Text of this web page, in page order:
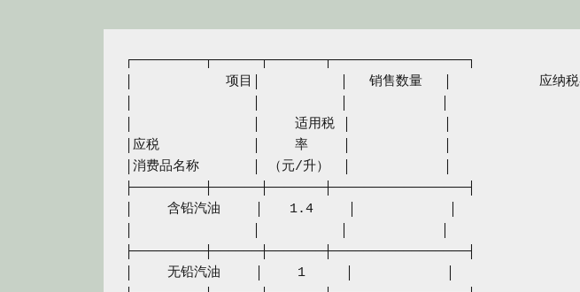
┌─────────┬──────┬───────┬─────────────────┐
│　　　　　　　项目│　　　　　　│　 销售数量　 │　　　　　　 应纳
│　　　　　　　　　│　　 适用税 │　　　　　　　│　　　　　　　　　
│应税　　　　　　　│　　 率　　 │　　　　　　　│　　　　　　　　　
│消费品名称　　　　│ （元/升）　│　　　　　　　│　　　　　　　　　
├─────────┼──────┼───────┼─────────────────┤
│　　 含铅汽油　　 │　　1.4　　 │　　　　　　　│　　　　　　　　　
├─────────┼──────┼───────┼─────────────────┤
│　　 无铅汽油　　 │　　 1　　　│　　　　　　　│　　　　　　　　　